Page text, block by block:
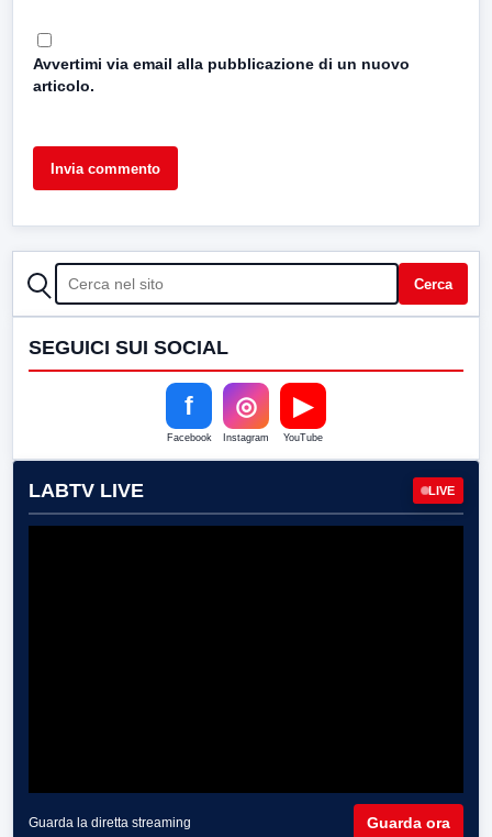
Avvertimi via email alla pubblicazione di un nuovo
articolo.
CERCA Cerca
SEGUICI SUI SOCIAL
f
Facebook
◎
Instagram
▶
YouTube
LABTV LIVE LIVE
Guarda la diretta streaming Guarda ora